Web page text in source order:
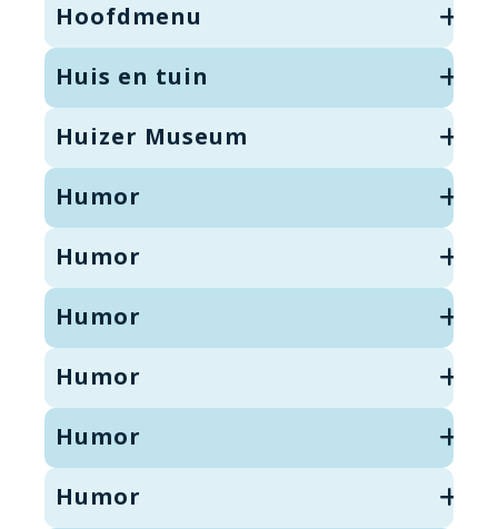
Hoofdmenu
Huis en tuin
Huizer Museum
Humor
Humor
Humor
Humor
Humor
Humor